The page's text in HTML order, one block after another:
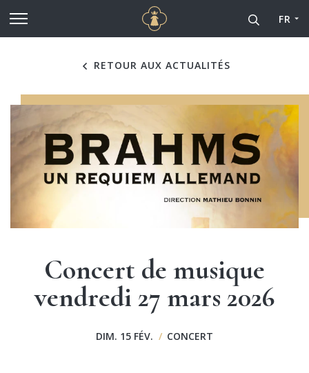
Aller au contenu principal Cathédrale Notre-Dame
FR
RETOUR AUX ACTUALITÉS
Concert de musique
vendredi 27 mars 2026
DIM. 15 FÉV. / CONCERT